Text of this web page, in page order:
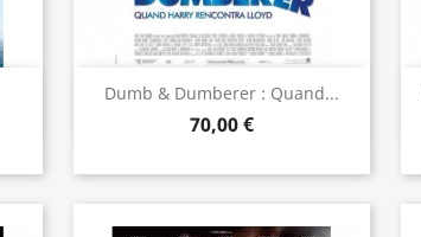
Dumb & Dumberer : Quand...
70,00 €
 Aperçu rapide